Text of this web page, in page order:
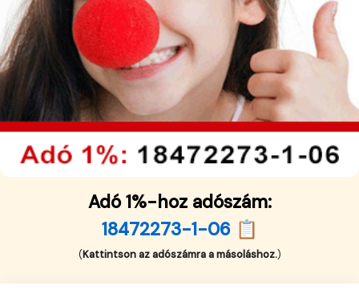
Adó 1%-hoz adószám:
18472273-1-06 📋
(Kattintson az adószámra a másoláshoz.)